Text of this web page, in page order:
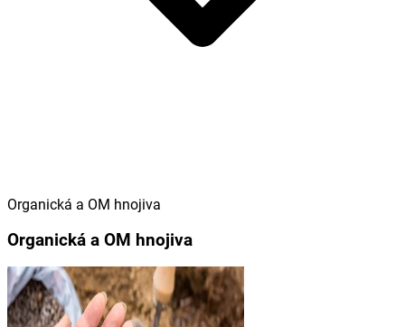
Organická a OM hnojiva
Organická a OM hnojiva